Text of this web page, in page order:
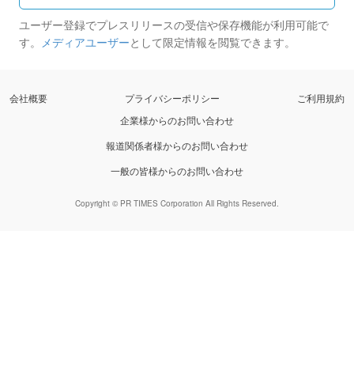
ユーザー登録でプレスリリースの受信や保存機能が利用可能で
す。 メディアユーザーとして限定情報を閲覧できます。
会社概要 プライバシーポリシー
ご利用規約
企業様からのお問い合わせ
報道関係者様からのお問い合わせ
一般の皆様からのお問い合わせ
Copyright © PR TIMES Corporation All Rights Reserved.